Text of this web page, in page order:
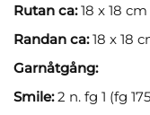
Rutan ca:18 x 18 cm
Randan ca:18 x 18
Garnåtgång:
Smile:2 n. fg 1 (fg